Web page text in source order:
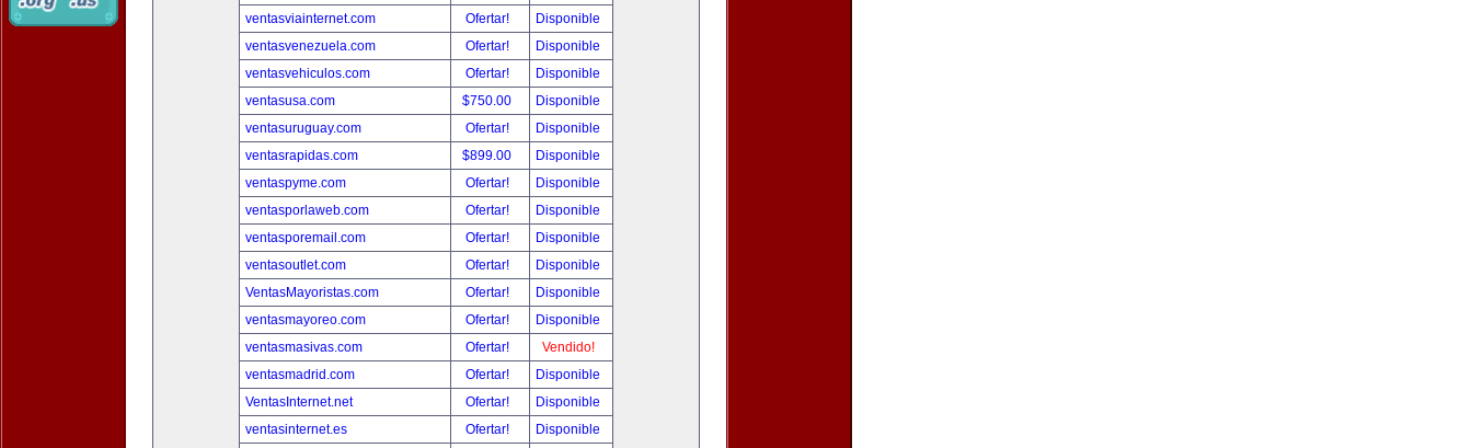
ventasviainternet.com
Ofertar!
Disponible
ventasvenezuela.com
Ofertar!
Disponible
ventasvehiculos.com
Ofertar!
Disponible
ventasusa.com
$750.00
Disponible
ventasuruguay.com
Ofertar!
Disponible
ventasrapidas.com
$899.00
Disponible
ventaspyme.com
Ofertar!
Disponible
ventasporlaweb.com
Ofertar!
Disponible
ventasporemail.com
Ofertar!
Disponible
ventasoutlet.com
Ofertar!
Disponible
VentasMayoristas.com
Ofertar!
Disponible
ventasmayoreo.com
Ofertar!
Disponible
ventasmasivas.com
Ofertar!
Vendido!
ventasmadrid.com
Ofertar!
Disponible
VentasInternet.net
Ofertar!
Disponible
ventasinternet.es
Ofertar!
Disponible